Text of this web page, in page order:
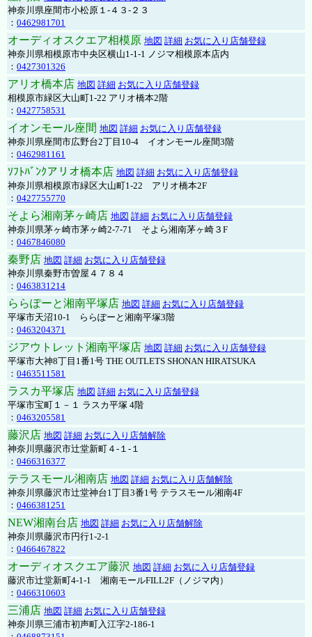
神奈川県座間市小松原１-４３-２３
： 0462981701
オーディオスクエア相模原 地図 詳細 お気に入り店舗登録
神奈川県相模原市中央区横山1-1-1 ノジマ相模原本店内
： 0427301326
アリオ橋本店 地図 詳細 お気に入り店舗登録
相模原市緑区大山町1-22 アリオ橋本2階
： 0427758531
イオンモール座間 地図 詳細 お気に入り店舗登録
神奈川県座間市広野台2丁目10-4 イオンモール座間3階
： 0462981161
ｿﾌﾄﾊﾞﾝｸアリオ橋本店 地図 詳細 お気に入り店舗登録
神奈川県相模原市緑区大山町1-22 アリオ橋本2F
： 0427755770
そよら湘南茅ヶ崎店 地図 詳細 お気に入り店舗登録
神奈川県茅ヶ崎市茅ヶ崎2‐7‐71 そよら湘南茅ヶ崎３F
： 0467846080
秦野店 地図 詳細 お気に入り店舗登録
神奈川県秦野市曽屋４７８４
： 0463831214
ららぽーと湘南平塚店 地図 詳細 お気に入り店舗登録
平塚市天沼10-1 ららぽーと湘南平塚3階
： 0463204371
ジアウトレット湘南平塚店 地図 詳細 お気に入り店舗登録
平塚市大神8丁目1番1号 THE OUTLETS SHONAN HIRATSUKA
： 0463511581
ラスカ平塚店 地図 詳細 お気に入り店舗登録
平塚市宝町１－１ ラスカ平塚 4階
： 0463205581
藤沢店 地図 詳細 お気に入り店舗解除
神奈川県藤沢市辻堂新町４-１-１
： 0466316377
テラスモール湘南店 地図 詳細 お気に入り店舗解除
神奈川県藤沢市辻堂神台1丁目3番1号 テラスモール湘南4F
： 0466381251
NEW湘南台店 地図 詳細 お気に入り店舗解除
神奈川県藤沢市円行1-2-1
： 0466467822
オーディオスクエア藤沢 地図 詳細 お気に入り店舗登録
藤沢市辻堂新町4-1-1 湘南モールFILL2F（ノジマ内）
： 0466310603
三浦店 地図 詳細 お気に入り店舗登録
神奈川県三浦市初声町入江字2-186-1